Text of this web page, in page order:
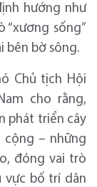
hướng như
sống”
bên bờ sông.
Chủ tịch Hội
cho rằng,
phát triển cây
cộng – những
đóng vai trò
vực bố trí dân